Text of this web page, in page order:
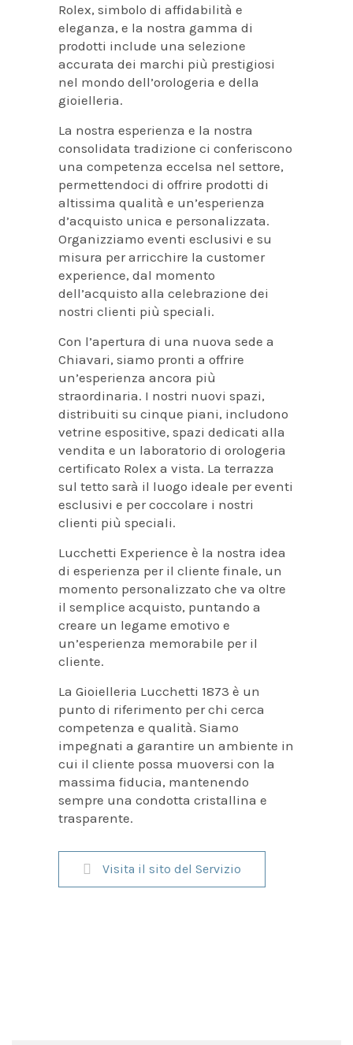
Rolex, simbolo di affidabilità e
eleganza, e la nostra gamma di
prodotti include una selezione
accurata dei marchi più prestigiosi
nel mondo dell’orologeria e della
gioielleria.
La nostra esperienza e la nostra
consolidata tradizione ci conferiscono
una competenza eccelsa nel settore,
permettendoci di offrire prodotti di
altissima qualità e un’esperienza
d’acquisto unica e personalizzata.
Organizziamo eventi esclusivi e su
misura per arricchire la customer
experience, dal momento
dell’acquisto alla celebrazione dei
nostri clienti più speciali.
Con l’apertura di una nuova sede a
Chiavari, siamo pronti a offrire
un’esperienza ancora più
straordinaria. I nostri nuovi spazi,
distribuiti su cinque piani, includono
vetrine espositive, spazi dedicati alla
vendita e un laboratorio di orologeria
certificato Rolex a vista. La terrazza
sul tetto sarà il luogo ideale per eventi
esclusivi e per coccolare i nostri
clienti più speciali.
Lucchetti Experience è la nostra idea
di esperienza per il cliente finale, un
momento personalizzato che va oltre
il semplice acquisto, puntando a
creare un legame emotivo e
un’esperienza memorabile per il
cliente.
La Gioielleria Lucchetti 1873 è un
punto di riferimento per chi cerca
competenza e qualità. Siamo
impegnati a garantire un ambiente in
cui il cliente possa muoversi con la
massima fiducia, mantenendo
sempre una condotta cristallina e
trasparente.
Visita il sito del Servizio